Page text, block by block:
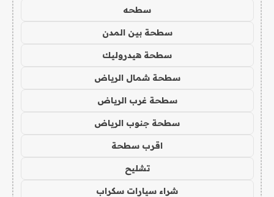
سطحه
سطحة بين المدن
سطحة هيدروليك
سطحة شمال الرياض
سطحة غرب الرياض
سطحة جنوب الرياض
اقرب سطحة
تشليح
شراء سيارات سكراب